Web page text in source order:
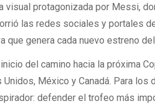
visual protagonizada por Messi,
las redes sociales y portales
genera cada nuevo estreno del
del camino hacia la próxima
México y Canadá. Para los
defender el trofeo más